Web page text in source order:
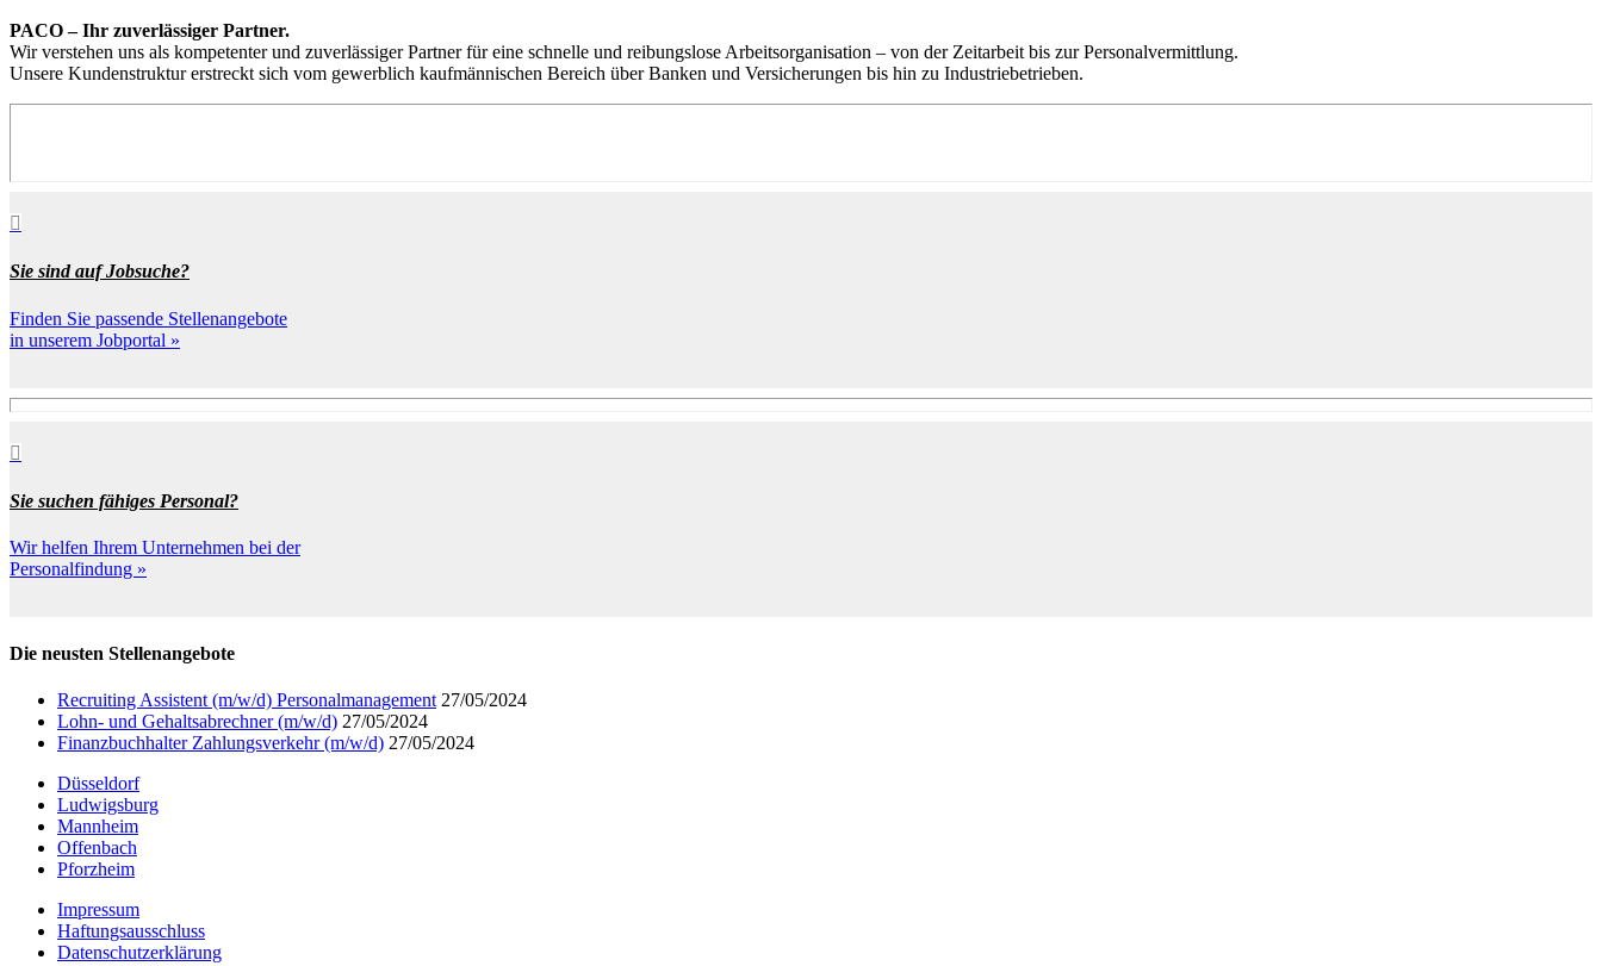
PACO – Ihr zuverlässiger Partner.
Wir verstehen uns als kompetenter und zuverlässiger Partner für eine schnelle und reibungslose Arbeitsorganisation – von der Zeitarbeit bis zur Personalvermittlung.
Unsere Kundenstruktur erstreckt sich vom gewerblich kaufmännischen Bereich über Banken und Versicherungen bis hin zu Industriebetrieben.

Sie sind auf Jobsuche?
Finden Sie passende Stellenangebote
in unserem Jobportal »

Sie suchen fähiges Personal?
Wir helfen Ihrem Unternehmen bei der
Personalfindung »
Die neusten Stellenangebote
Recruiting Assistent (m/w/d) Personalmanagement 27/05/2024
Lohn- und Gehaltsabrechner (m/w/d) 27/05/2024
Finanzbuchhalter Zahlungsverkehr (m/w/d) 27/05/2024
Düsseldorf
Ludwigsburg
Mannheim
Offenbach
Pforzheim
Impressum
Haftungsausschluss
Datenschutzerklärung